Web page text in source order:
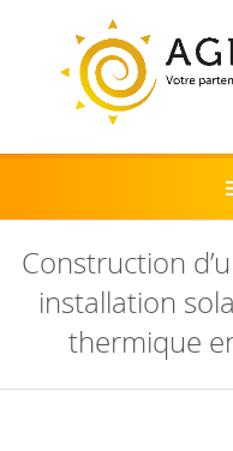
Construction
installation
thermique